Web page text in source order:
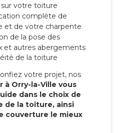
votre toiture
complète de
et de votre charpente
de la pose des
et autres abergements
de la toiture
votre projet, nos
à Orry-la-Ville vous
dans le choix de
de la toiture, ainsi
couverture le mieux